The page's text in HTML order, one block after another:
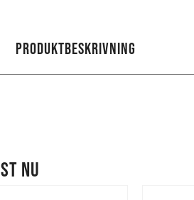
PRODUKTBESKRIVNING
NU